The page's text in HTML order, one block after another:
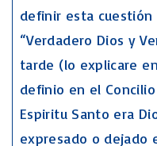
definir esta cuestión
“Verdadero Dios y
tarde (lo explicare
definio en el
Espiritu Santo era
expresado o